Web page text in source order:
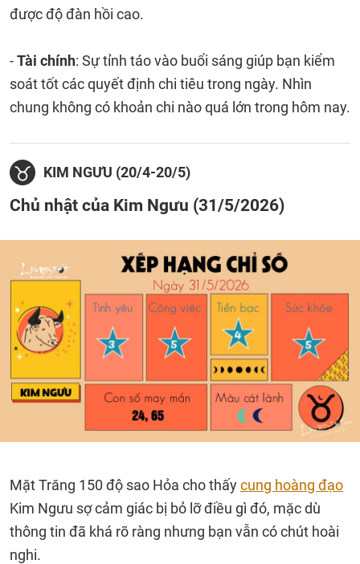
được độ đàn hồi cao.
-Tài chính: Sự tỉnh táo vào buổi sáng giúp bạn kiểm
soát tốt các quyết định chi tiêu trong ngày. Nhìn
chung không có khoản chi nào quá lớn trong hôm nay.
KIM NGƯU (20/4-20/5)
Chủ nhật của Kim Ngưu (31/5/2026)
Mặt Trăng 150 độ sao Hỏa cho thấycung hoàng đạo
Kim Ngưu sợ cảm giác bị bỏ lỡ điều gì đó, mặc dù
thông tin đã khá rõ ràng nhưng bạn vẫn có chút hoài
nghi.